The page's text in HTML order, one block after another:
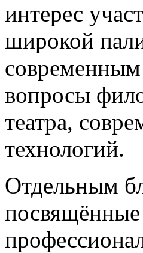
интерес
широкой
вопросы
театра,
технологий.
Отдельным
посвящённые